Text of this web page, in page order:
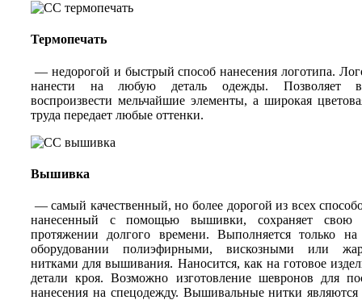
Термопечать
— недорогой и быстрый способ нанесения логотипа.
нанести на любую деталь одежды. Позволяет в
воспроизвести мельчайшие элементы, а широкая
труда передает любые оттенки.
Вышивка
— самый качественный, но более дорогой из всех
нанесенный с помощью вышивки, сохраняет свою
протяжении долгого времени. Выполняется только
оборудовании полиэфирными, вискозными или
нитками для вышивания. Наносится, как на готовое
детали кроя. Возможно изготовление шевронов для
нанесения на спецодежду. Вышивальные нитки